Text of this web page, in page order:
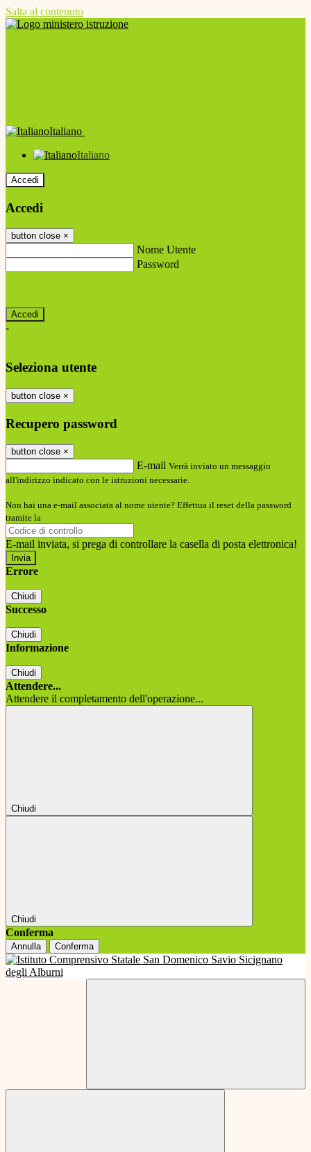
Salta al contenuto
Italiano
Italiano
Accedi
Accedi
button close ×
Nome Utente
Password
-
Seleziona utente
button close ×
Recupero password
button close ×
E-mail Verrà inviato un messaggio
all'indirizzo indicato con le istruzioni necessarie.
Non hai una e-mail associata al nome utente? Effettua il reset della password
tramite la
E-mail inviata, si prega di controllare la casella di posta elettronica!
Errore
Chiudi
Successo
Chiudi
Informazione
Chiudi
Attendere...
Attendere il completamento dell'operazione...
Chiudi
Chiudi
Conferma
Annulla Conferma